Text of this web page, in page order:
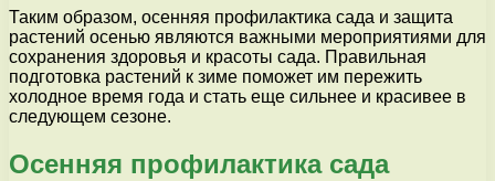
Таким образом, осенняя профилактика сада и защита
растений осенью являются важными мероприятиями для
сохранения здоровья и красоты сада. Правильная
подготовка растений к зиме поможет им пережить
холодное время года и стать еще сильнее и красивее в
следующем сезоне.
Осенняя профилактика сада